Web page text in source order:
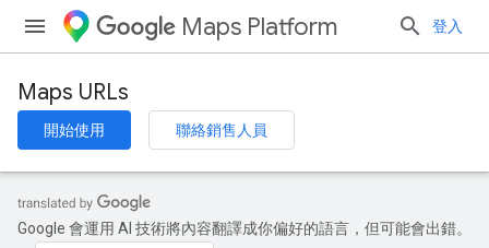
Maps Platform 登入
Maps URLs
開始使用 聯絡銷售人員
Google 會運用 AI 技術將內容翻譯成你偏好的語言，但可能會出錯。